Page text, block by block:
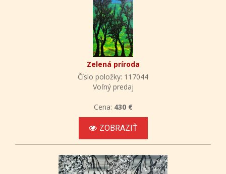
Zelená príroda
Číslo položky: 117044
Voľný predaj
Cena: 430 €
ZOBRAZIŤ